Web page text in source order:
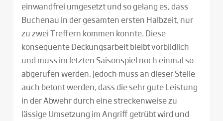
einwandfrei umgesetzt und so gelang es, dass
Buchenau in der gesamten ersten Halbzeit, nur
zu zwei Treffern kommen konnte. Diese
konsequente Deckungsarbeit bleibt vorbildlich
und muss im letzten Saisonspiel noch einmal so
abgerufen werden. Jedoch muss an dieser Stelle
auch betont werden, dass die sehr gute Leistung
in der Abwehr durch eine streckenweise zu
lässige Umsetzung im Angriff getrübt wird und